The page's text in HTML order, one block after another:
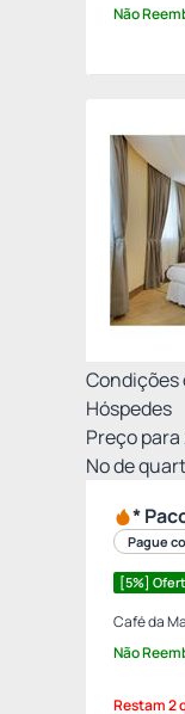
Não
Condições
Hóspedes
Preço para
Nº de
*
Pague
[5%]
Café da
Não
Restam 2